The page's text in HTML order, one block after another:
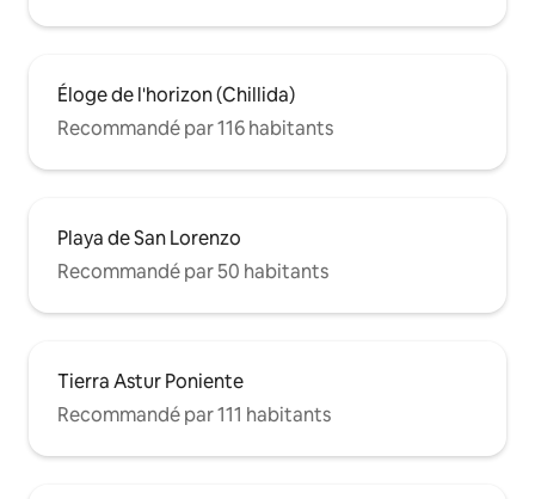
Éloge de l'horizon (Chillida)
Recommandé par 116 habitants
Playa de San Lorenzo
Recommandé par 50 habitants
Tierra Astur Poniente
Recommandé par 111 habitants